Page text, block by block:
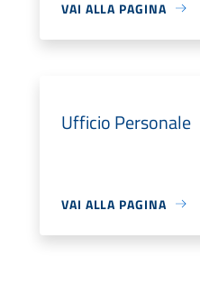
VAI ALLA PAGINA
Ufficio Personale
VAI ALLA PAGINA